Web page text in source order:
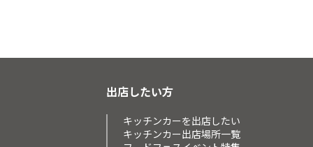
出店したい方
キッチンカーを出店したい
キッチンカー出店場所一覧